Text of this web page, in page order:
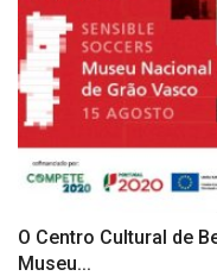
O Centro Cultural de
Museu...